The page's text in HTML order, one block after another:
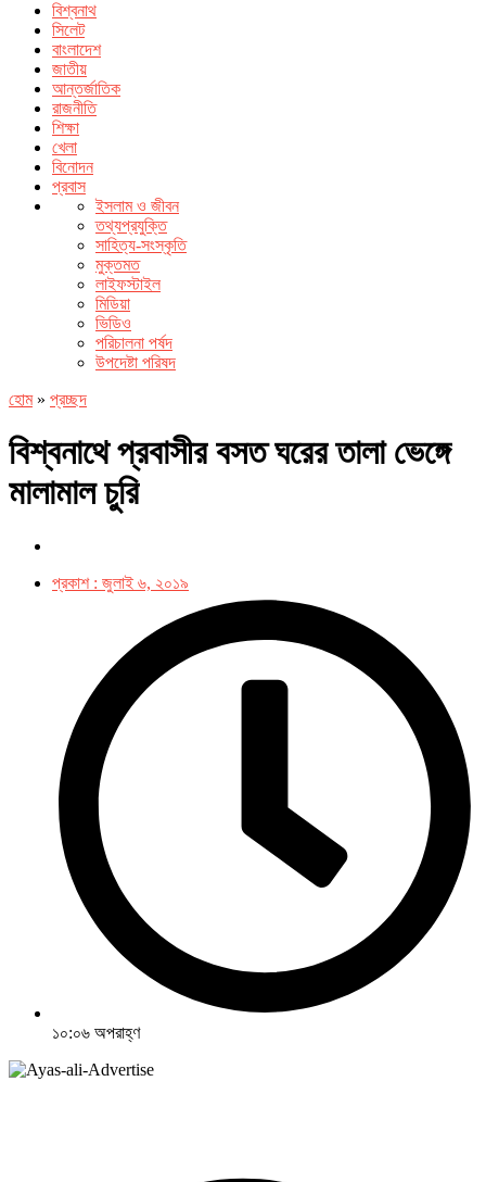
বিশ্বনাথ
সিলেট
বাংলাদেশ
জাতীয়
আন্তর্জাতিক
রাজনীতি
শিক্ষা
খেলা
বিনোদন
প্রবাস
ইসলাম ও জীবন
তথ্যপ্রযুক্তি
সাহিত্য-সংস্কৃতি
মুক্তমত
লাইফস্টাইল
মিডিয়া
ভিডিও
পরিচালনা পর্ষদ
উপদেষ্টা পরিষদ
হোম» প্রচ্ছদ
বিশ্বনাথে প্রবাসীর বসত ঘরের তালা ভেঙ্গে
মালামাল চুরি
প্রকাশ : জুলাই ৬, ২০১৯
১০:০৬ অপরাহ্ণ